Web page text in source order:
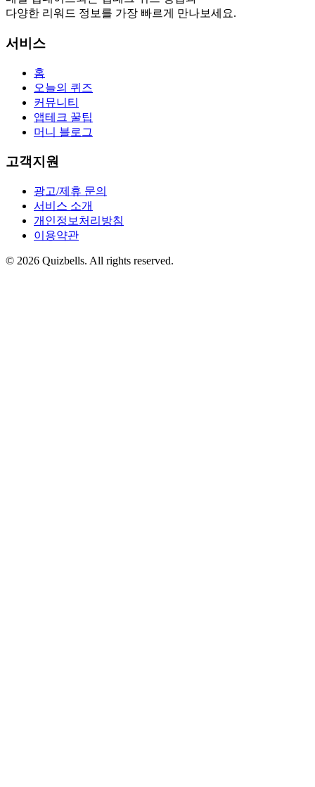
다양한 리워드 정보를 가장 빠르게 만나보세요.
서비스
홈
오늘의 퀴즈
커뮤니티
앱테크 꿀팁
머니 블로그
고객지원
광고/제휴 문의
서비스 소개
개인정보처리방침
이용약관
© 2026 Quizbells. All rights reserved.